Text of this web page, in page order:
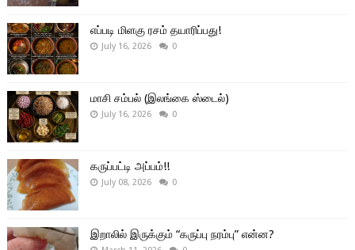
எப்படி மிளகு ரசம் தயாரிப்பது!
July 16, 2026 0
மாசி சம்பல் (இலங்கை ஸ்டைல்)
July 16, 2026 0
கருப்பட்டி அப்பம்!!
July 08, 2026 0
இறாலில் இருக்கும் “கருப்பு நரம்பு” என்ன?